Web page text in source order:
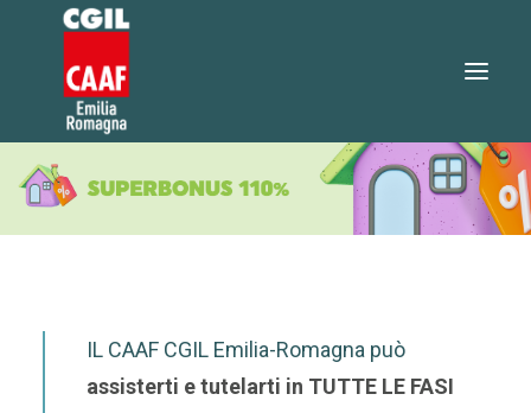
730 2026
IL CAAF CGIL Emilia-Romagna può
assisterti e tutelarti in TUTTE LE FASI